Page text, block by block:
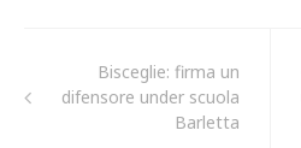
Bisceglie: firma un
difensore under scuola
Barletta